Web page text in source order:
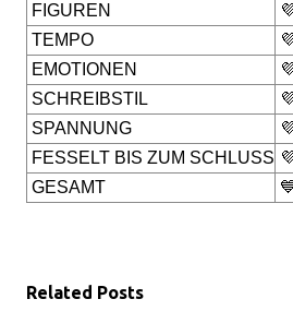
FIGUREN
TEMPO
EMOTIONEN
SCHREIBSTIL
SPANNUNG
FESSELT BIS ZUM SCHLUSS
GESAMT
Related Posts